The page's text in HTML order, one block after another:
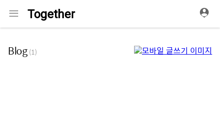
메Together
Blog (1)